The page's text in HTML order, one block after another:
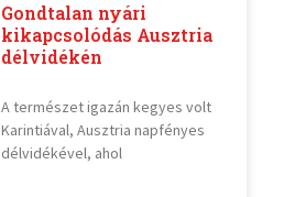
Gondtalan nyári
kikapcsolódás Ausztria
délvidékén
A természet igazán kegyes volt
Karintiával, Ausztria napfényes
délvidékével, ahol